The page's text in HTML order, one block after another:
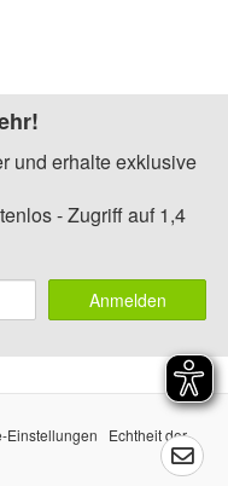
und erhalte exklusive
- Zugriff auf 1,4
Anmelden
Einstellungen
Echtheit der